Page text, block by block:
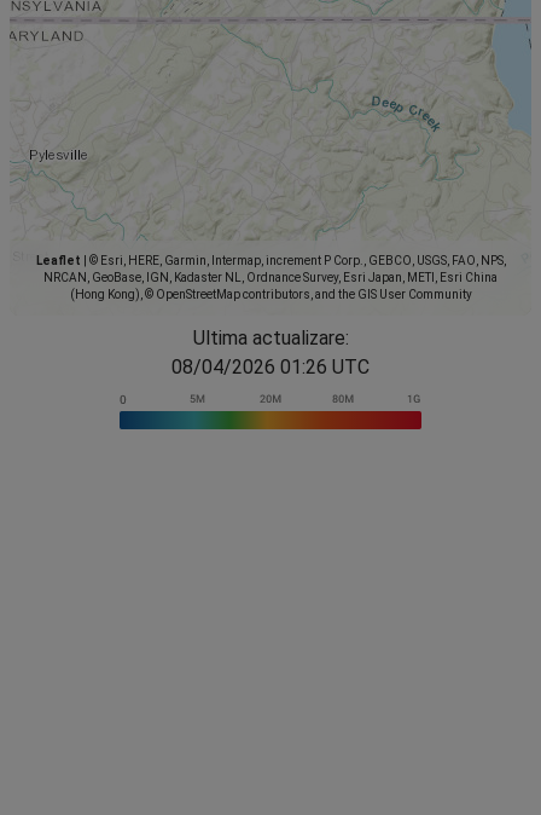
Leaflet
© Esri, HERE, Garmin, Intermap, increment P Corp., GEBCO, USGS, FAO, NPS,
NRCAN, GeoBase, IGN, Kadaster NL, Ordnance Survey, Esri Japan, METI, Esri China
(Hong Kong), © OpenStreetMap contributors, and the GIS User Community
Ultima actualizare:
08/04/2026 01:26 UTC